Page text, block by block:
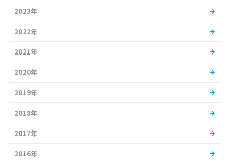
2023年
2022年
2021年
2020年
2019年
2018年
2017年
2016年